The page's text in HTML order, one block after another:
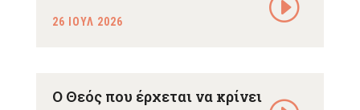
26 ΙΟΥΛ 2026
Ο Θεός που έρχεται να κρίνει